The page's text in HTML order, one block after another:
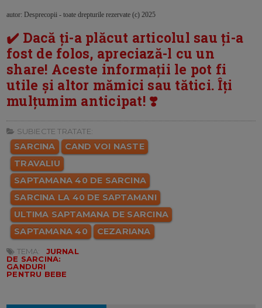
autor: Desprecopii - toate drepturile rezervate (c) 2025
✔️ Dacă ți-a plăcut articolul sau ți-a
fost de folos, apreciază-l cu un
share! Aceste informații le pot fi
utile și altor mămici sau tătici. Îți
mulțumim anticipat! ❣️
SUBIECTE TRATATE:
SARCINA
CAND VOI NASTE
TRAVALIU
SAPTAMANA 40 DE SARCINA
SARCINA LA 40 DE SAPTAMANI
ULTIMA SAPTAMANA DE SARCINA
SAPTAMANA 40
CEZARIANA
TEMA:
JURNAL
DE SARCINA:
GANDURI
PENTRU BEBE